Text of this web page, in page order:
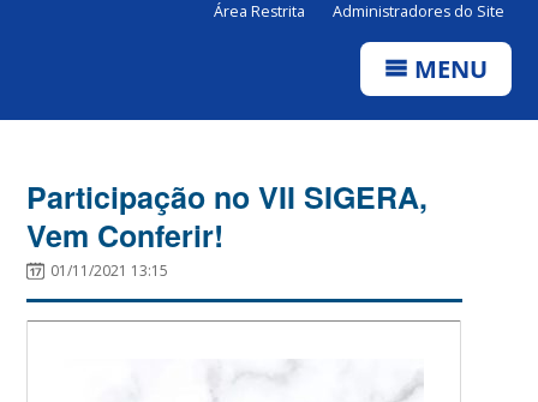
Área Restrita Administradores do Site
MENU
Participação no VII SIGERA,
Vem Conferir!
01/11/2021 13:15